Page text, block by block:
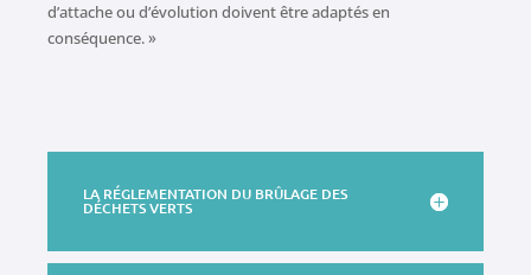
d’attache ou d’évolution doivent être adaptés en
conséquence. »
LA RÉGLEMENTATION DU BRÛLAGE DES
DÉCHETS VERTS